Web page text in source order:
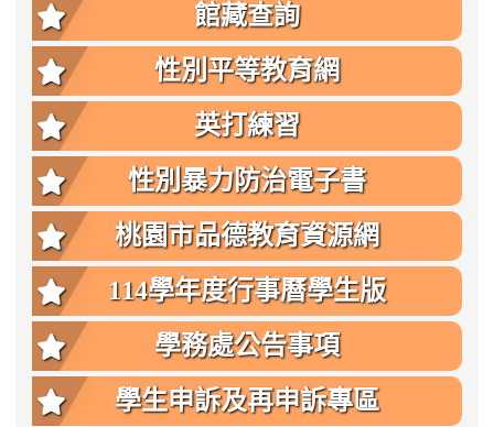
館藏查詢
性別平等教育網
英打練習
性別暴力防治電子書
桃園市品德教育資源網
114學年度行事曆學生版
學務處公告事項
學生申訴及再申訴專區